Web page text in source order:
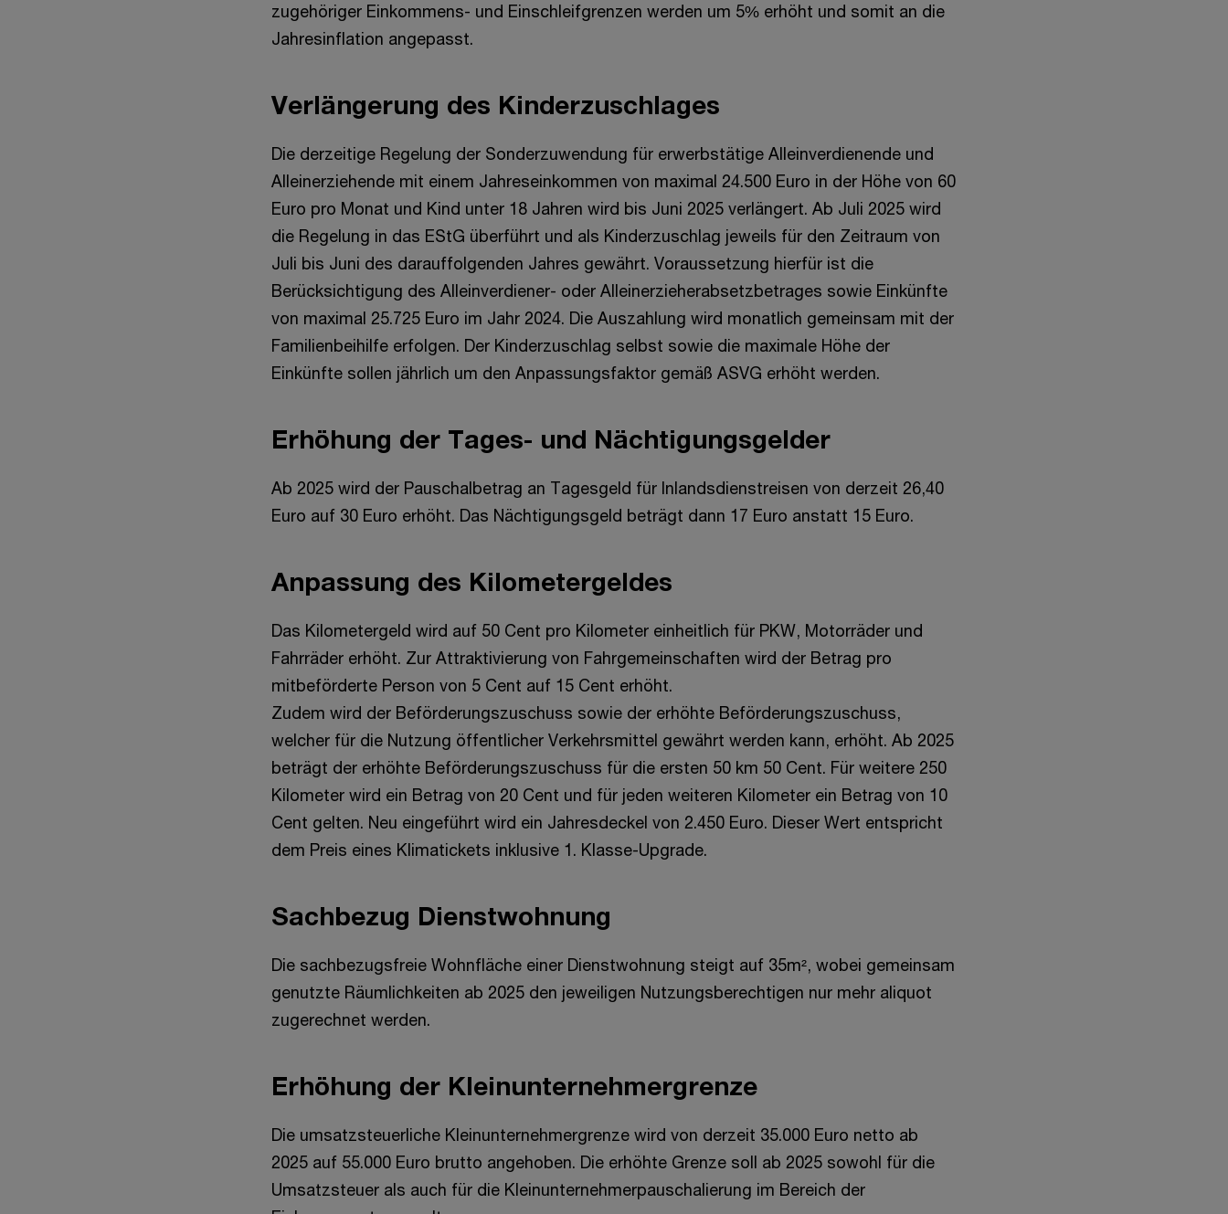
zugehöriger Einkommens- und Einschleifgrenzen werden um 5% erhöht und somit an die
Jahresinflation angepasst.
Verlängerung des Kinderzuschlages
Die derzeitige Regelung der Sonderzuwendung für erwerbstätige Alleinverdienende und
Alleinerziehende mit einem Jahreseinkommen von maximal 24.500 Euro in der Höhe von 60
Euro pro Monat und Kind unter 18 Jahren wird bis Juni 2025 verlängert. Ab Juli 2025 wird
die Regelung in das EStG überführt und als Kinderzuschlag jeweils für den Zeitraum von
Juli bis Juni des darauffolgenden Jahres gewährt. Voraussetzung hierfür ist die
Berücksichtigung des Alleinverdiener- oder Alleinerzieherabsetzbetrages sowie Einkünfte
von maximal 25.725 Euro im Jahr 2024. Die Auszahlung wird monatlich gemeinsam mit der
Familienbeihilfe erfolgen. Der Kinderzuschlag selbst sowie die maximale Höhe der
Einkünfte sollen jährlich um den Anpassungsfaktor gemäß ASVG erhöht werden.
Erhöhung der Tages- und Nächtigungsgelder
Ab 2025 wird der Pauschalbetrag an Tagesgeld für Inlandsdienstreisen von derzeit 26,40
Euro auf 30 Euro erhöht. Das Nächtigungsgeld beträgt dann 17 Euro anstatt 15 Euro.
Anpassung des Kilometergeldes
Das Kilometergeld wird auf 50 Cent pro Kilometer einheitlich für PKW, Motorräder und
Fahrräder erhöht. Zur Attraktivierung von Fahrgemeinschaften wird der Betrag pro
mitbeförderte Person von 5 Cent auf 15 Cent erhöht.
Zudem wird der Beförderungszuschuss sowie der erhöhte Beförderungszuschuss,
welcher für die Nutzung öffentlicher Verkehrsmittel gewährt werden kann, erhöht. Ab 2025
beträgt der erhöhte Beförderungszuschuss für die ersten 50 km 50 Cent. Für weitere 250
Kilometer wird ein Betrag von 20 Cent und für jeden weiteren Kilometer ein Betrag von 10
Cent gelten. Neu eingeführt wird ein Jahresdeckel von 2.450 Euro. Dieser Wert entspricht
dem Preis eines Klimatickets inklusive 1. Klasse-Upgrade.
Sachbezug Dienstwohnung
Die sachbezugsfreie Wohnfläche einer Dienstwohnung steigt auf 35m², wobei gemeinsam
genutzte Räumlichkeiten ab 2025 den jeweiligen Nutzungsberechtigen nur mehr aliquot
zugerechnet werden.
Erhöhung der Kleinunternehmergrenze
Die umsatzsteuerliche Kleinunternehmergrenze wird von derzeit 35.000 Euro netto ab
2025 auf 55.000 Euro brutto angehoben. Die erhöhte Grenze soll ab 2025 sowohl für die
Umsatzsteuer als auch für die Kleinunternehmerpauschalierung im Bereich der